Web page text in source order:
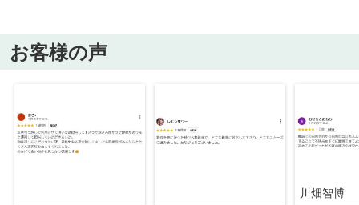
お客様の声
川畑智博